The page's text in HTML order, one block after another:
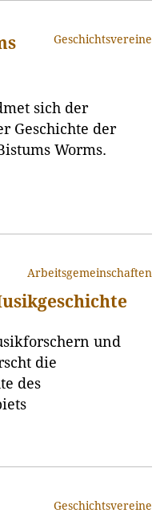
Geschichtsvereine
sich der
Geschichte der
Worms.
Arbeitsgemeinschaften
und
die
des
Geschichtsvereine